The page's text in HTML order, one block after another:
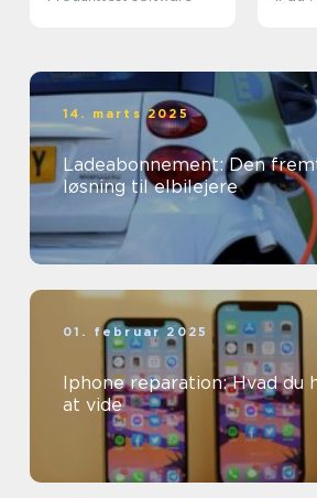
14. marts 2025
Ladeabonnement: Den
løsning til elbilejere
01. februar 2025
Iphone reparation: Hvad du
at vide